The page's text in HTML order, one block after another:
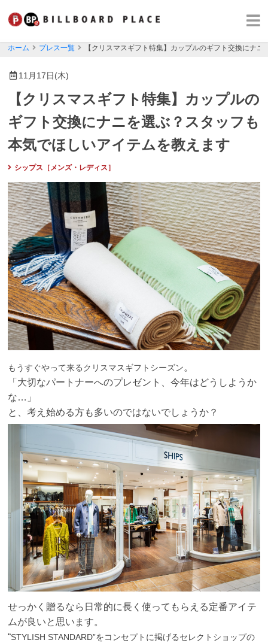
ホーム プレス一覧 【クリスマスギフト特集】カップルのギフト交換にナ
11月17日(木)
【クリスマスギフト特集】カップルの
ギフト交換にナニを選ぶ？スタッフも
本気でほしいアイテムを教えます
シップス［メンズ・レディス］
もうすぐやって来るクリスマスギフトシーズン。
「大切なパートナーへのプレゼント、今年はどうしようか
な…」
と、考え始める方も多いのではないでしょうか？
せっかく贈るなら日常的に長く使ってもらえる定番アイテ
ムが良いと思います。
“STYLISH STANDARD”をコンセプトに掲げるセレクトショップの